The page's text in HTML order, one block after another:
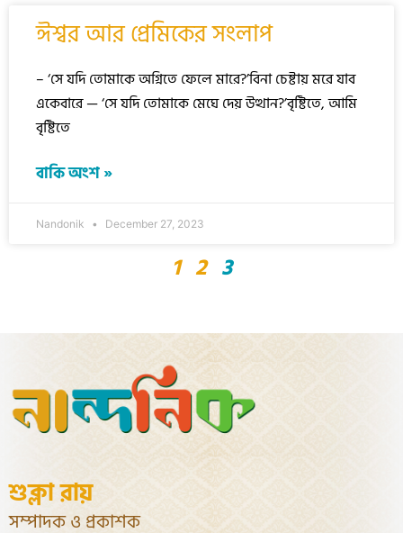
ঈশ্বর আর প্রেমিকের সংলাপ
– ‘সে যদি তোমাকে অগ্নিতে ফেলে মারে?’বিনা চেষ্টায় মরে যাব
একেবারে — ‘সে যদি তোমাকে মেঘে দেয় উত্থান?’বৃষ্টিতে, আমি
বৃষ্টিতে
বাকি অংশ »
Nandonik December 27, 2023
1 2 3
শুক্লা রায়
সম্পাদক ও প্রকাশক